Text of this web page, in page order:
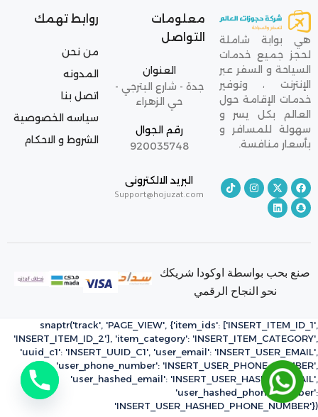
هي بوابة شاملة
لحجز جميع خدمات
السياحة و السفر عبر
الإنترنت ، وتوفير
خدمات الإقامة حول
العالم بكل يسر و
سهولة للمسافر و
بأسعار منافسة.
معلومات
التواصل
العنوان
جدة - شارع البترجي -
حي الزهراء
رقم الجوال
920035748
البريد الالكترونى
Support@hojuzat.com
روابط تهمك
من نحن
المدونه
اتصل بنا
سياسه الخصوصية
الشروط و الاحكام
صنع بحب بواسطة اوكودا شريكك
نحو النجاح الرقمي
snaptr('track', 'PAGE_VIEW', {'item_ids': ['INSERT_ITEM_ID_1',
'INSERT_ITEM_ID_2'], 'item_category': 'INSERT_ITEM_CATEGORY',
'uuid_c1': 'INSERT_UUID_C1', 'user_email': 'INSERT_USER_EMAIL',
'user_phone_number': 'INSERT_USER_PHONE_NUMBER',
'user_hashed_email': 'INSERT_USER_HASHED_EMAIL',
'user_hashed_phone_number':
'INSERT_USER_HASHED_PHONE_NUMBER'})